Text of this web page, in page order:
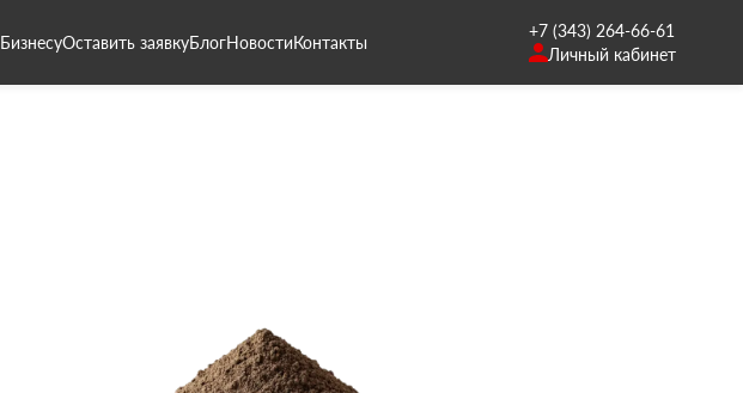
БизнесуОставить заявкуБлогНовостиКонтакты
+7 (343) 264-66-61
Личный кабинет